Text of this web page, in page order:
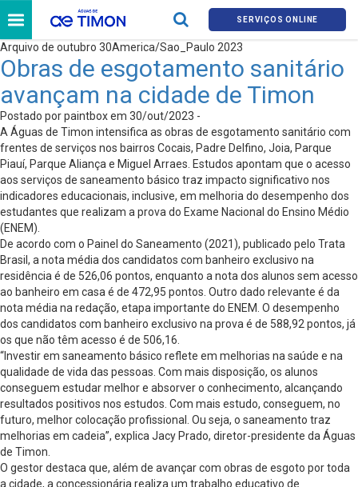
SERVIÇOS ONLINE
Arquivo de outubro 30America/Sao_Paulo 2023
Obras de esgotamento sanitário
avançam na cidade de Timon
Postado por paintbox em 30/out/2023 -
A Águas de Timon intensifica as obras de esgotamento sanitário com
frentes de serviços nos bairros Cocais, Padre Delfino, Joia, Parque
Piauí, Parque Aliança e Miguel Arraes. Estudos apontam que o acesso
aos serviços de saneamento básico traz impacto significativo nos
indicadores educacionais, inclusive, em melhoria do desempenho dos
estudantes que realizam a prova do Exame Nacional do Ensino Médio
(ENEM).
De acordo com o Painel do Saneamento (2021), publicado pelo Trata
Brasil, a nota média dos candidatos com banheiro exclusivo na
residência é de 526,06 pontos, enquanto a nota dos alunos sem acesso
ao banheiro em casa é de 472,95 pontos. Outro dado relevante é da
nota média na redação, etapa importante do ENEM. O desempenho
dos candidatos com banheiro exclusivo na prova é de 588,92 pontos, já
os que não têm acesso é de 506,16.
“Investir em saneamento básico reflete em melhorias na saúde e na
qualidade de vida das pessoas. Com mais disposição, os alunos
conseguem estudar melhor e absorver o conhecimento, alcançando
resultados positivos nos estudos. Com mais estudo, conseguem, no
futuro, melhor colocação profissional. Ou seja, o saneamento traz
melhorias em cadeia”, explica Jacy Prado, diretor-presidente da Águas
de Timon.
O gestor destaca que, além de avançar com obras de esgoto por toda
a cidade, a concessionária realiza um trabalho educativo de